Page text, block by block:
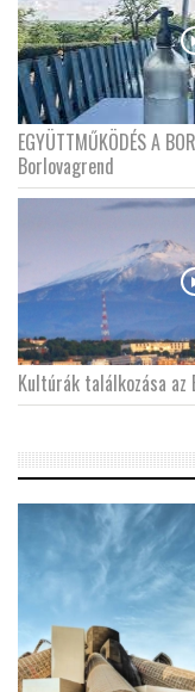
EGYÜTTMŰKÖDÉS A
Borlovagrend
Kultúrák találkozása az